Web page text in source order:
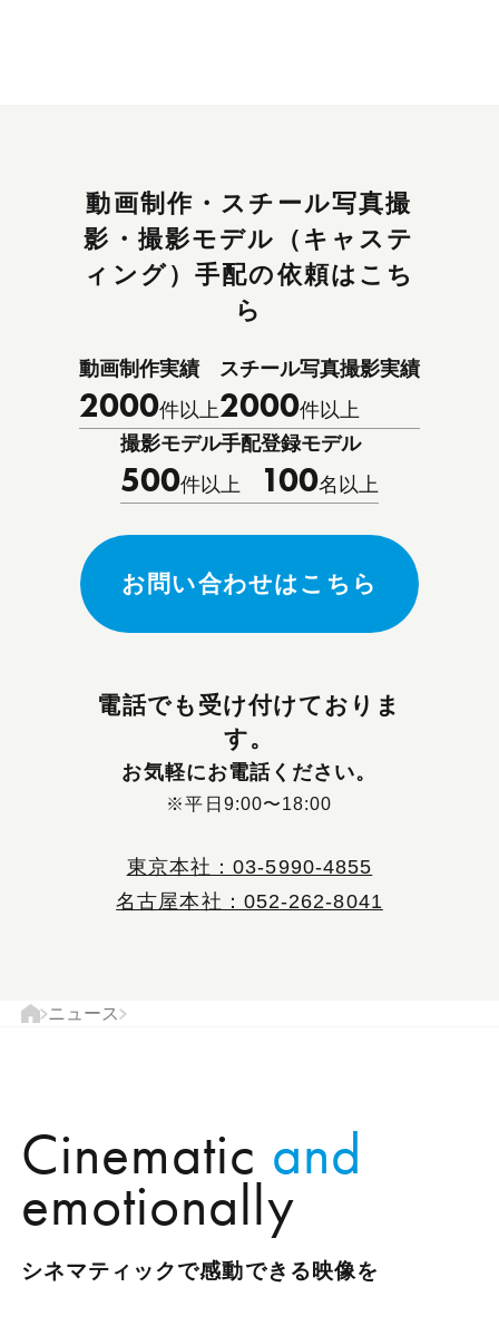
動画制作・スチール写真撮
影・撮影モデル（キャステ
ィング）手配の依頼はこち
ら
動画制作実績
2000件以上
スチール写真撮影実績
2000件以上
撮影モデル手配
500件以上
登録モデル
100名以上
お問い合わせはこちら
電話でも受け付けておりま
す。
お気軽にお電話ください。
※平日9:00〜18:00
東京本社：03-5990-4855
名古屋本社：052-262-8041
ト
ニュース
Cinematic and
emotionally
シネマティックで感動できる映像を